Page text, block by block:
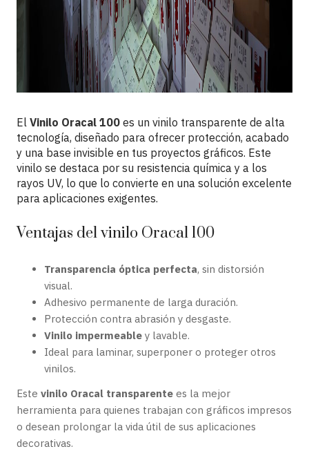
El Vinilo Oracal 100 es un vinilo transparente de alta
tecnología, diseñado para ofrecer protección, acabado
y una base invisible en tus proyectos gráficos. Este
vinilo se destaca por su resistencia química y a los
rayos UV, lo que lo convierte en una solución excelente
para aplicaciones exigentes.
Ventajas del vinilo Oracal 100
Transparencia óptica perfecta, sin distorsión
visual.
Adhesivo permanente de larga duración.
Protección contra abrasión y desgaste.
Vinilo impermeable y lavable.
Ideal para laminar, superponer o proteger otros
vinilos.
Este vinilo Oracal transparente es la mejor
herramienta para quienes trabajan con gráficos impresos
o desean prolongar la vida útil de sus aplicaciones
decorativas.